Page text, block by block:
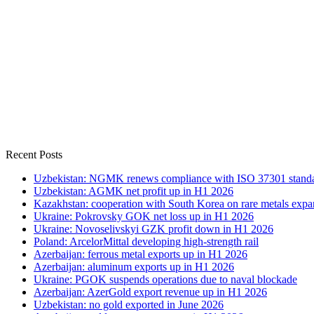
Recent Posts
Uzbekistan: NGMK renews compliance with ISO 37301
Uzbekistan: AGMK net profit up in H1 2026
Kazakhstan: cooperation with South Korea on rare metals
Ukraine: Pokrovsky GOK net loss up in H1 2026
Ukraine: Novoselivskyi GZK profit down in H1 2026
Poland: ArcelorMittal developing high-strength rail
Azerbaijan: ferrous metal exports up in H1 2026
Azerbaijan: aluminum exports up in H1 2026
Ukraine: PGOK suspends operations due to naval blockade
Azerbaijan: AzerGold export revenue up in H1 2026
Uzbekistan: no gold exported in June 2026